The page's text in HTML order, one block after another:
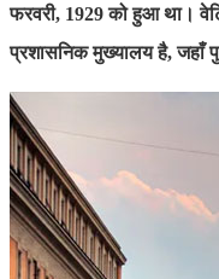
फरवरी, 1929 को हुआ था।
प्रशासनिक मुख्यालय है, जहाँ